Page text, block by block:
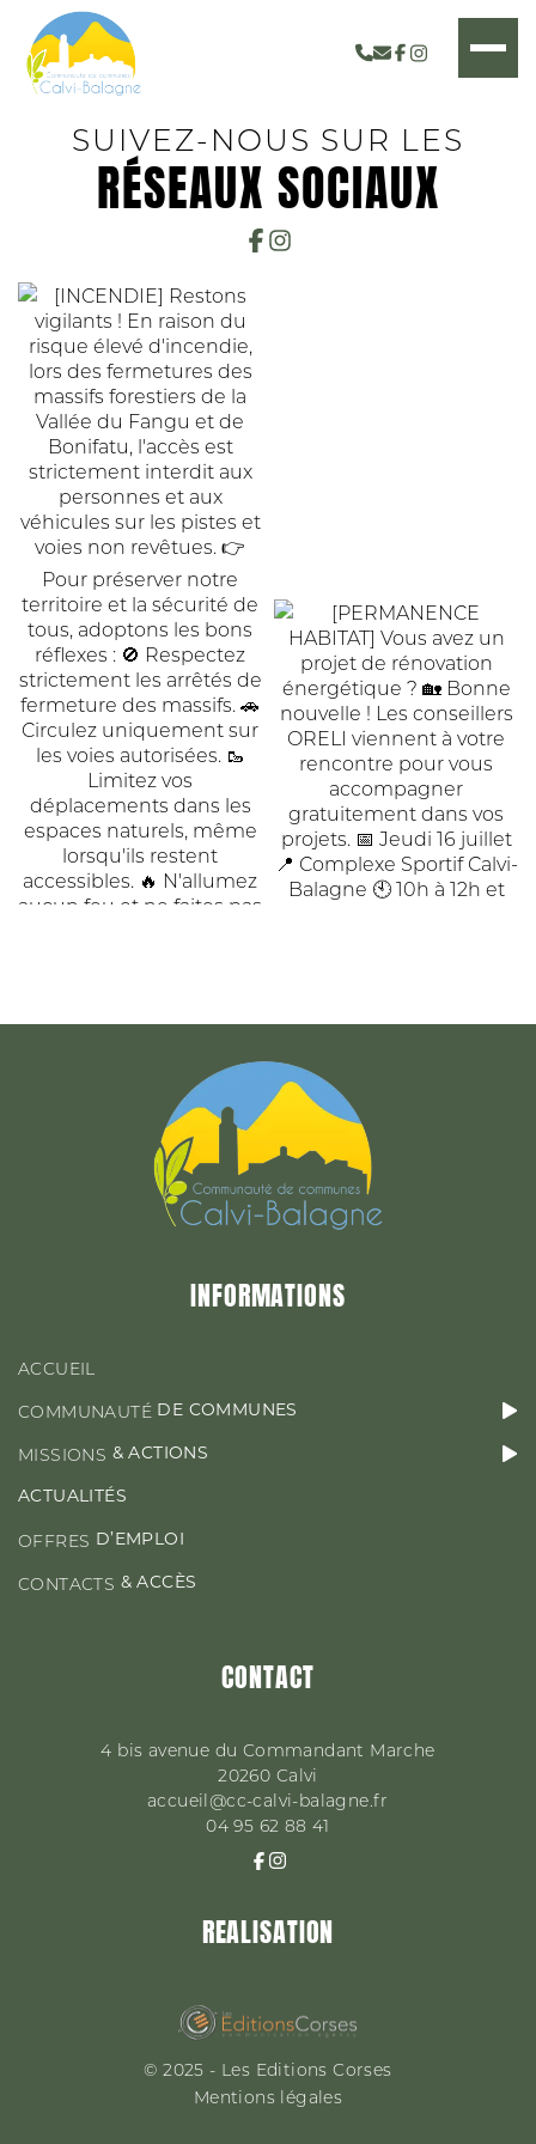
ACCUEIL
COMMUNAUTÉDE
MISSIONS&
ACTIONS
ACTUALITÉS
OFFRES
SUIVEZ-NOUS SUR LES
RÉSEAUX SOCIAUX
INFORMATIONS
ACCUEIL
COMMUNAUTÉ DE COMMUNES
MISSIONS & ACTIONS
ACTUALITÉS
OFFRES D’EMPLOI
CONTACTS & ACCÈS
CONTACT
4 bis avenue du Commandant Marche
20260 Calvi
accueil@cc-calvi-balagne.fr
04 95 62 88 41
REALISATION
© 2025 - Les Editions Corses
Mentions légales